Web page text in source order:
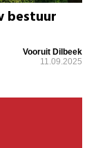
bestuur
Vooruit Dilbeek
11.09.2025